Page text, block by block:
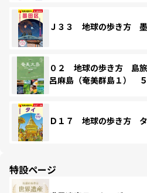
Ｊ３３ 地球の歩き方
０２ 地球の歩き方 島
呂麻島（奄美群島１）
Ｄ１７ 地球の歩き方
特設ページ